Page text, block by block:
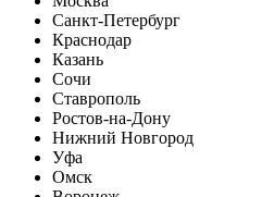
Санкт-Петербург
Краснодар
Казань
Сочи
Ставрополь
Ростов-на-Дону
Нижний Новгород
Уфа
Омск